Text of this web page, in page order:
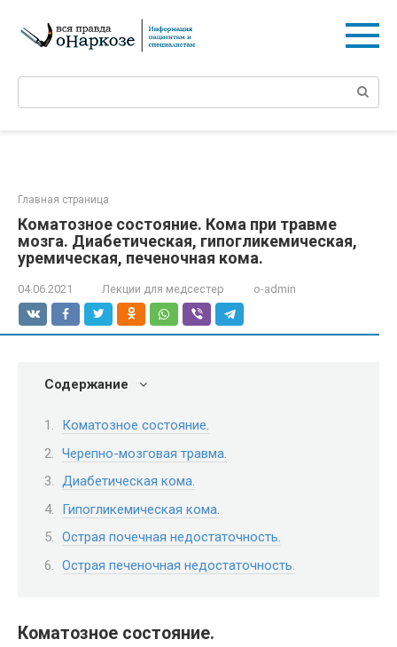
контенту
Поиск:
Главная страница
Коматозное состояние. Кома при травме
мозга. Диабетическая, гипогликемическая,
уремическая, печеночная кома.
04.06.2021 Лекции для медсестер o-admin
Содержание
Коматозное состояние.
Черепно-мозговая травма.
Диабетическая кома.
Гипогликемическая кома.
Острая почечная недостаточность.
Острая печеночная недостаточность.
Коматозное состояние.